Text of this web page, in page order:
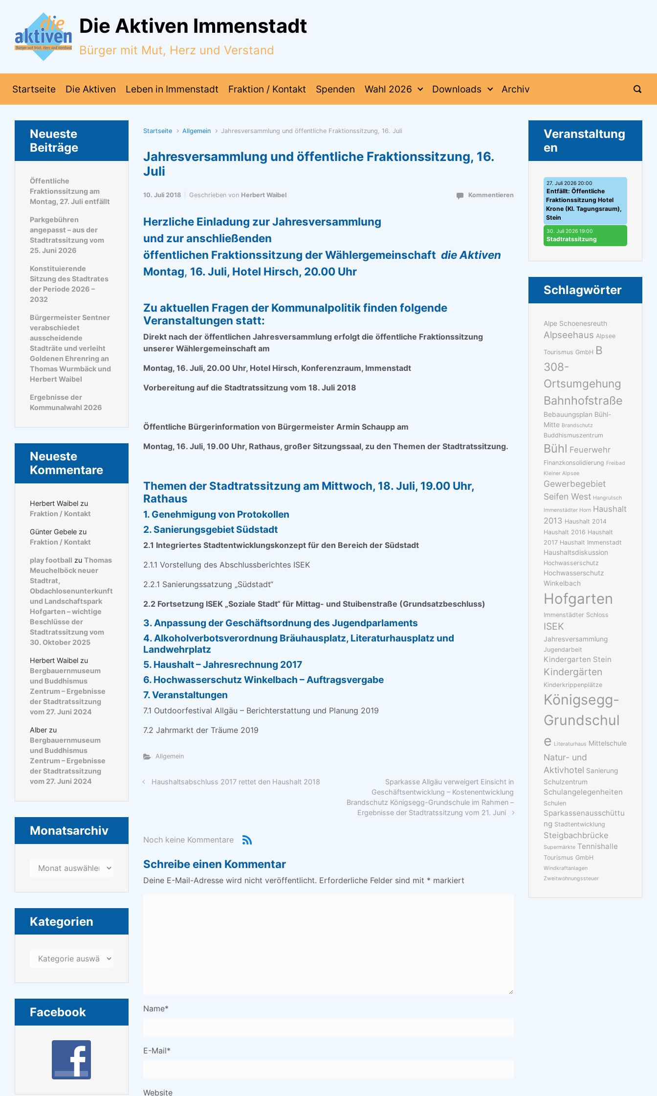
Zum Hauptinhalt springen
Die Aktiven Immenstadt
Bürger mit Mut, Herz und Verstand
Startseite Die Aktiven Leben in Immenstadt Fraktion / Kontakt Spenden Wahl 2026 Downloads Archiv
Startseite Allgemein Jahresversammlung und öffentliche Fraktionssitzung, 16. Juli
Jahresversammlung und öffentliche Fraktionssitzung, 16.
Juli
10. Juli 2018 Geschrieben von Herbert Waibel Kommentieren
Herzliche Einladung zurJahresversammlung
und zur anschließenden
öffentlichen Fraktionssitzung der Wählergemeinschaft die Aktiven
Montag, 16. Juli, Hotel Hirsch, 20.00 Uhr
Zu aktuellen Fragen der Kommunalpolitik finden folgende
Veranstaltungen statt:
Direkt nach der öffentlichen Jahresversammlung erfolgt die öffentliche Fraktionssitzung
unserer Wählergemeinschaft am
Montag, 16. Juli, 20.00 Uhr, Hotel Hirsch, Konferenzraum, Immenstadt
Vorbereitung auf die Stadtratssitzung vom 18. Juli 2018
Öffentliche Bürgerinformation von Bürgermeister Armin Schaupp am
Montag, 16. Juli, 19.00 Uhr, Rathaus, großer Sitzungssaal, zu den Themen der Stadtratssitzung.
Themen der Stadtratssitzung am Mittwoch, 18. Juli, 19.00 Uhr,
Rathaus
1. Genehmigung von Protokollen
2. Sanierungsgebiet Südstadt
2.1 Integriertes Stadtentwicklungskonzept für den Bereich der Südstadt
2.1.1 Vorstellung des Abschlussberichtes ISEK
2.2.1 Sanierungssatzung „Südstadt“
2.2 Fortsetzung ISEK „Soziale Stadt“ für Mittag- und Stuibenstraße (Grundsatzbeschluss)
3. Anpassung der Geschäftsordnung des Jugendparlaments
4. Alkoholverbotsverordnung Bräuhausplatz, Literaturhausplatz und
Landwehrplatz
5. Haushalt – Jahresrechnung 2017
6. Hochwasserschutz Winkelbach – Auftragsvergabe
7. Veranstaltungen
7.1 Outdoorfestival Allgäu – Berichterstattung und Planung 2019
7.2 Jahrmarkt der Träume 2019
Allgemein
Haushaltsabschluss 2017 rettet den Haushalt 2018
Sparkasse Allgäu verweigert Einsicht in
Geschäftsentwicklung – Kostenentwicklung
Brandschutz Königsegg-Grundschule im Rahmen –
Ergebnisse der Stadtratssitzung vom 21. Juni
Noch keine Kommentare
Schreibe einen Kommentar
Deine E-Mail-Adresse wird nicht veröffentlicht. Erforderliche Felder sind mit * markiert
Name*
E-Mail*
Website
Neueste
Beiträge
Öffentliche
Fraktionssitzung am
Montag, 27. Juli entfällt
Parkgebühren
angepasst – aus der
Stadtratssitzung vom
25. Juni 2026
Konstituierende
Sitzung des Stadtrates
der Periode 2026 –
2032
Bürgermeister Sentner
verabschiedet
ausscheidende
Stadträte und verleiht
Goldenen Ehrenring an
Thomas Wurmbäck und
Herbert Waibel
Ergebnisse der
Kommunalwahl 2026
Neueste
Kommentare
Herbert Waibel zu
Fraktion / Kontakt
Günter Gebele zu
Fraktion / Kontakt
play football zu Thomas
Meuchelböck neuer
Stadtrat,
Obdachlosenunterkunft
und Landschaftspark
Hofgarten – wichtige
Beschlüsse der
Stadtratssitzung vom
30. Oktober 2025
Herbert Waibel zu
Bergbauernmuseum
und Buddhismus
Zentrum – Ergebnisse
der Stadtratssitzung
vom 27. Juni 2024
Alber zu
Bergbauernmuseum
und Buddhismus
Zentrum – Ergebnisse
der Stadtratssitzung
vom 27. Juni 2024
Monatsarchiv
Monatsarchiv
Kategorien
Kategorien
Facebook
Veranstaltung
en
27. Juli 2026 20:00
Entfällt: Öffentliche
Fraktionssitzung Hotel
Krone (Kl. Tagungsraum),
Stein
30. Juli 2026 19:00
Stadtratssitzung
Schlagwörter
Alpe Schoenesreuth
Alpseehaus Alpsee
Tourismus GmbH B
308-
Ortsumgehung
Bahnhofstraße
Bebauungsplan Bühl-
Mitte Brandschutz
Buddhismuszentrum
Bühl Feuerwehr
Finanzkonsolidierung Freibad
Kleiner Alpsee
Gewerbegebiet
Seifen West Hangrutsch
Immenstädter Horn Haushalt
2013 Haushalt 2014
Haushalt 2016 Haushalt
2017 Haushalt Immenstadt
Haushaltsdiskussion
Hochwasserschutz
Hochwasserschutz
Winkelbach
Hofgarten
Immenstädter Schloss
ISEK
Jahresversammlung
Jugendarbeit
Kindergarten Stein
Kindergärten
Kinderkrippenplätze
Königsegg-
Grundschul
e Literaturhaus Mittelschule
Natur- und
Aktivhotel Sanierung
Schulzentrum
Schulangelegenheiten
Schulen
Sparkassenausschüttu
ng Stadtentwicklung
Steigbachbrücke
Supermärkte Tennishalle
Tourismus GmbH
Windkraftanlagen
Zweitwohnungssteuer